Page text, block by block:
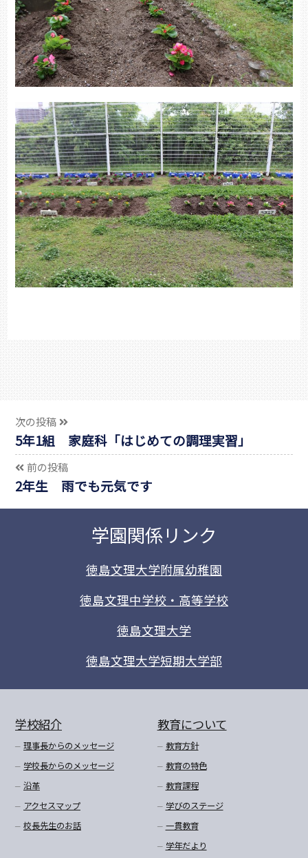
次の投稿
5年1組 家庭科「はじめての調理実習」
前の投稿
2年生 雨でも元気です
学園関係リンク
徳島文理大学附属幼稚園
徳島文理中学校・高等学校
徳島文理大学
徳島文理大学短期大学部
学校紹介
理事長からのメッセージ
学校長からのメッセージ
沿革
アクセスマップ
校長先生のお話
教育について
教育方針
教育の特色
教育課程
学びのステージ
一貫教育
学年だより